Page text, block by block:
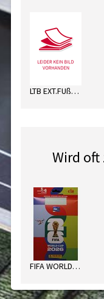
LTB EXT.FUßBALL SORT.
Wird
FIFA WORLD CUP MULTIPACK 2026